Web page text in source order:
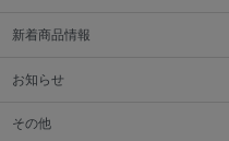
新着商品情報
お知らせ
その他